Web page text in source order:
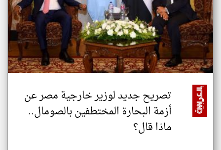
تصريح جديد لوزير خارجية مصر عن
أزمة البحارة المختطفين بالصومال..
ماذا قال؟